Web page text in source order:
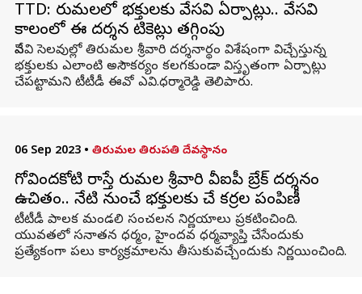
TTD: తిరుమలలో భక్తులకు వేసవి ఏర్పాట్లు.. వేసవి
కాలంలో ఈ దర్శన టికెట్లు తగ్గింపు
వేసవి సెలవుల్లో తిరుమల శ్రీవారి దర్శనార్థం విశేషంగా విచ్చేస్తున్న
భక్తులకు ఎలాంటి అసౌకర్యం కలగకుండా విస్తృతంగా ఏర్పాట్లు
చేపట్టామ‌ని టీటీడీ ఈవో ఎవి.ధ‌ర్మారెడ్డి తెలిపారు.
06 Sep 2023 • తిరుమల తిరుపతి దేవస్థానం
గోవిందకోటి రాస్తే తిరుమల శ్రీవారి వీఐపీ బ్రేక్ దర్శనం
ఉచితం.. నేటి నుంచే భక్తులకు చేతి కర్రల పంపిణీ
టీటీడీ పాలక మండలి సంచలన నిర్ణయాలు ప్రకటించింది.
యువతలో సనాతన ధర్మం, హైందవ ధర్మవ్యాప్తి చేసేందుకు
ప్రత్యేకంగా పలు కార్యక్రమాలను తీసుకువచ్చేందుకు నిర్ణయించింది.